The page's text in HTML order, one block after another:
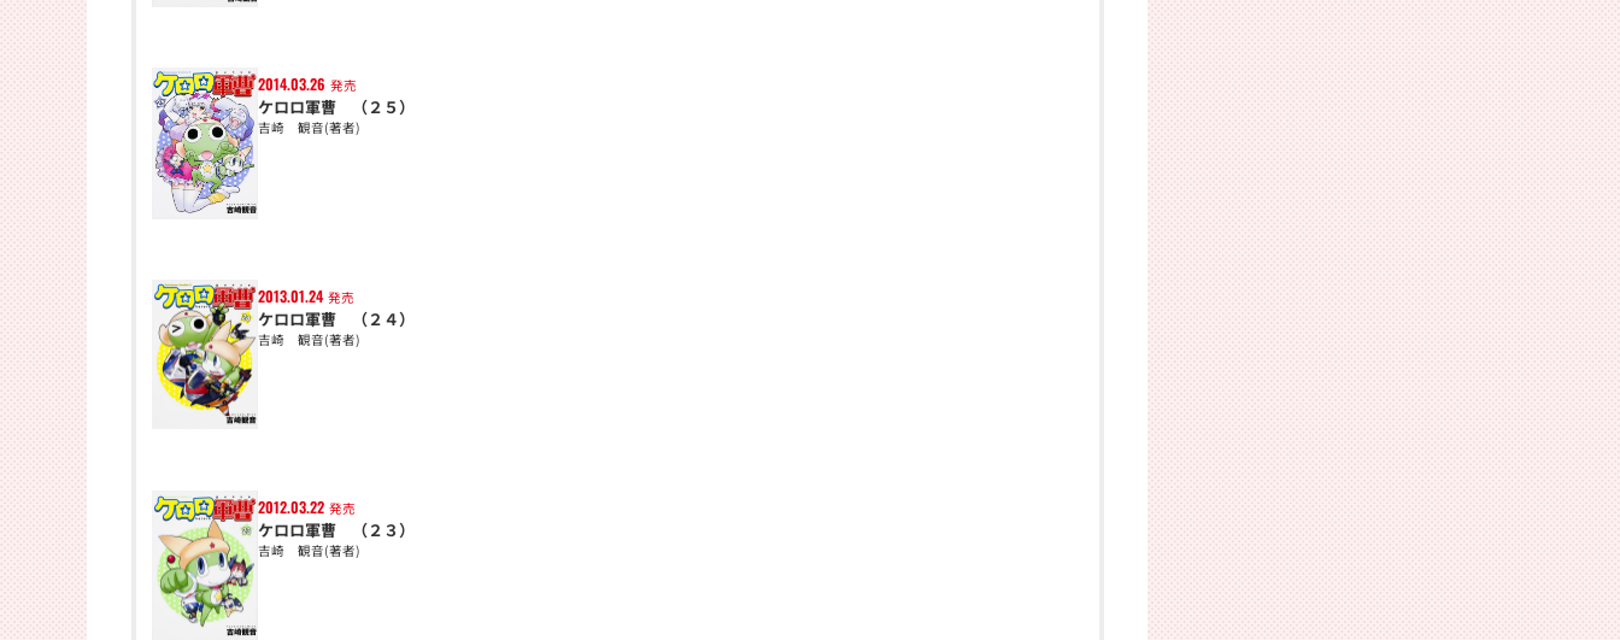
2014.03.26 発売
ケロロ軍曹 （２５）
吉崎 観音(著者)
2013.01.24 発売
ケロロ軍曹 （２４）
吉崎 観音(著者)
2012.03.22 発売
ケロロ軍曹 （２３）
吉崎 観音(著者)